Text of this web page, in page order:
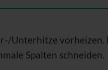
Unterhitze vorheizen.
Spalten schneiden.